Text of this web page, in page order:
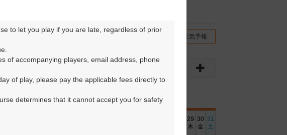
天気予報
29
木
30
金
31
土
to let you play if you are late, regardless of prior
of accompanying players, email address, phone
of play, please pay the applicable fees directly to
determines that it cannot accept you for safety